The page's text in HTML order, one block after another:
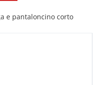
e pantaloncino corto